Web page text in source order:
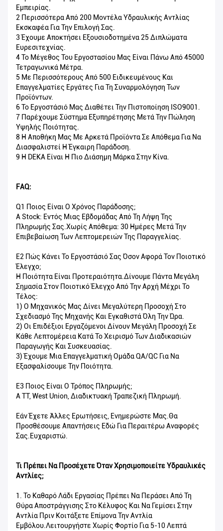
Εμπειρίας.
2 Περισσότερα Από 200 Μοντέλα Υδραυλικής Αντλίας
Εκσκαφέα Για Την Επιλογή Σας.
3 Έχουμε Αποκτήσει Εξουσιοδοτημένα 25 Διπλώματα
Ευρεσιτεχνίας.
4 Το Μέγεθος Του Εργοστασίου Μας Είναι Πάνω Από 45000
Τετραγωνικά Μέτρα.
5 Με Περισσότερους Από 500 Ειδικευμένους Και
Επαγγελματίες Εργάτες Για Τη Συναρμολόγηση Των
Προϊόντων.
6 Το Εργοστάσιό Μας Διαθέτει Την Πιστοποίηση ISO9001.
7 Παρέχουμε Σύστημα Εξυπηρέτησης Μετά Την Πώληση
Υψηλής Ποιότητας.
8 Η Αποθήκη Μας Με Αρκετά Προϊόντα Σε Απόθεμα Για Να
Διασφαλιστεί Η Έγκαιρη Παράδοση.
9 Η DEKA Είναι Η Πιο Διάσημη Μάρκα Στην Κίνα.
FAQ:
Q1 Ποιος Είναι Ο Χρόνος Παράδοσης;
A Stock: Εντός Μιας Εβδομάδας Από Τη Λήψη Της
Πληρωμής Σας.Χωρίς Απόθεμα: 30 Ημέρες Μετά Την
Επιβεβαίωση Των Λεπτομερειών Της Παραγγελίας.
Ε2 Πώς Κάνει Το Εργοστάσιό Σας Όσον Αφορά Τον Ποιοτικό
Έλεγχο;
Η Ποιότητα Είναι Προτεραιότητα.Δίνουμε Πάντα Μεγάλη
Σημασία Στον Ποιοτικό Έλεγχο Από Την Αρχή Μέχρι Το
Τέλος:
1) Ο Μηχανικός Μας Δίνει Μεγαλύτερη Προσοχή Στο
Σχεδιασμό Της Μηχανής Και Εγκαθιστά Όλη Την Ώρα.
2) Οι Επιδέξιοι Εργαζόμενοι Δίνουν Μεγάλη Προσοχή Σε
Κάθε Λεπτομέρεια Κατά Το Χειρισμό Των Διαδικασιών
Παραγωγής Και Συσκευασίας.
3) Έχουμε Μια Επαγγελματική Ομάδα QA/QC Για Να
Εξασφαλίσουμε Την Ποιότητα.
Ε3 Ποιος Είναι Ο Τρόπος Πληρωμής;
A TT, West Union, Διαδικτυακή Τραπεζική Πληρωμή.
Εάν Έχετε Άλλες Ερωτήσεις, Ενημερώστε Μας.Θα
Προσθέσουμε Απαντήσεις Εδώ Για Περαιτέρω Αναφορές
Σας.Ευχαριστώ.
Τι Πρέπει Να Προσέχετε Όταν Χρησιμοποιείτε Υδραυλικές
Αντλίες;
1. Το Καθαρό Λάδι Εργασίας Πρέπει Να Περάσει Από Τη
Θύρα Αποστράγγισης Στο Κέλυφος Και Να Γεμίσει Στην
Αντλία Πριν Κοιτάξετε Επίμονα Την Αντλία
Εμβόλου.Λειτουργήστε Χωρίς Φορτίο Για 5-10 Λεπτά